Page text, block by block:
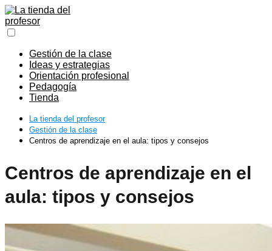
Gestión de la clase
Ideas y estrategias
Orientación profesional
Pedagogía
Tienda
La tienda del profesor
Gestión de la clase
Centros de aprendizaje en el aula: tipos y consejos
Centros de aprendizaje en el
aula: tipos y consejos